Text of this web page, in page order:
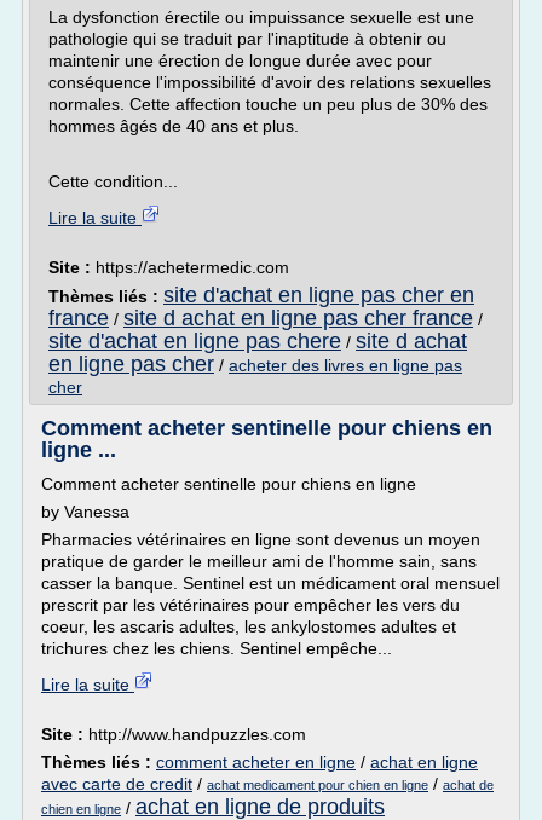
La dysfonction érectile ou impuissance sexuelle est une
pathologie qui se traduit par l'inaptitude à obtenir ou
maintenir une érection de longue durée avec pour
conséquence l'impossibilité d'avoir des relations sexuelles
normales. Cette affection touche un peu plus de 30% des
hommes âgés de 40 ans et plus.
Cette condition...
Lire la suite
Site : https://achetermedic.com
Thèmes liés : site d'achat en ligne pas cher en
france / site d achat en ligne pas cher france /
site d'achat en ligne pas chere / site d achat
en ligne pas cher / acheter des livres en ligne pas
cher
Comment acheter sentinelle pour chiens en
ligne ...
Comment acheter sentinelle pour chiens en ligne
by Vanessa
Pharmacies vétérinaires en ligne sont devenus un moyen
pratique de garder le meilleur ami de l'homme sain, sans
casser la banque. Sentinel est un médicament oral mensuel
prescrit par les vétérinaires pour empêcher les vers du
coeur, les ascaris adultes, les ankylostomes adultes et
trichures chez les chiens. Sentinel empêche...
Lire la suite
Site : http://www.handpuzzles.com
Thèmes liés : comment acheter en ligne / achat en ligne
avec carte de credit / achat medicament pour chien en ligne / achat de
chien en ligne / achat en ligne de produits